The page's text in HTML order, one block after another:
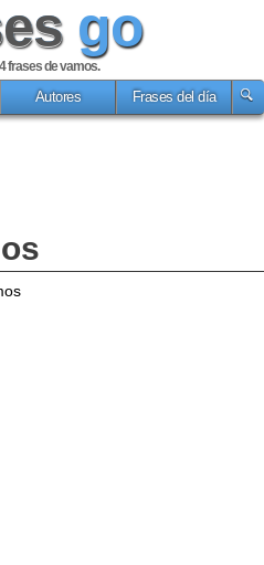
go
frases de vamos.
Autores Frases del día